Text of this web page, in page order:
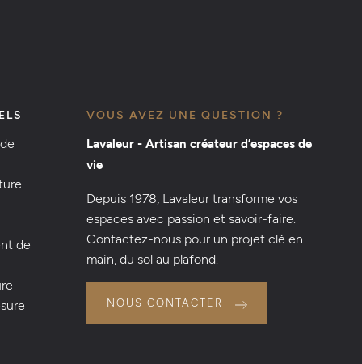
de
VOUS AVEZ UNE QUESTION ?
Lavaleur - Artisan créateur d’espaces de
vie
Depuis 1978, Lavaleur transforme vos
espaces avec passion et savoir-faire.
Contactez-nous pour un projet clé en
main, du sol au plafond.
NOUS CONTACTER